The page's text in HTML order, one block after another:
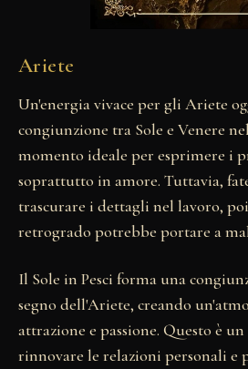
Ariete
Un'energia vivace per gli Ariete
congiunzione tra Sole e Venere
momento ideale per esprimere i
soprattutto in amore. Tuttavia,
trascurare i dettagli nel lavoro,
retrogrado potrebbe portare a
Il Sole in Pesci forma una
segno dell'Ariete, creando
attrazione e passione. Questo è
rinnovare le relazioni personali e